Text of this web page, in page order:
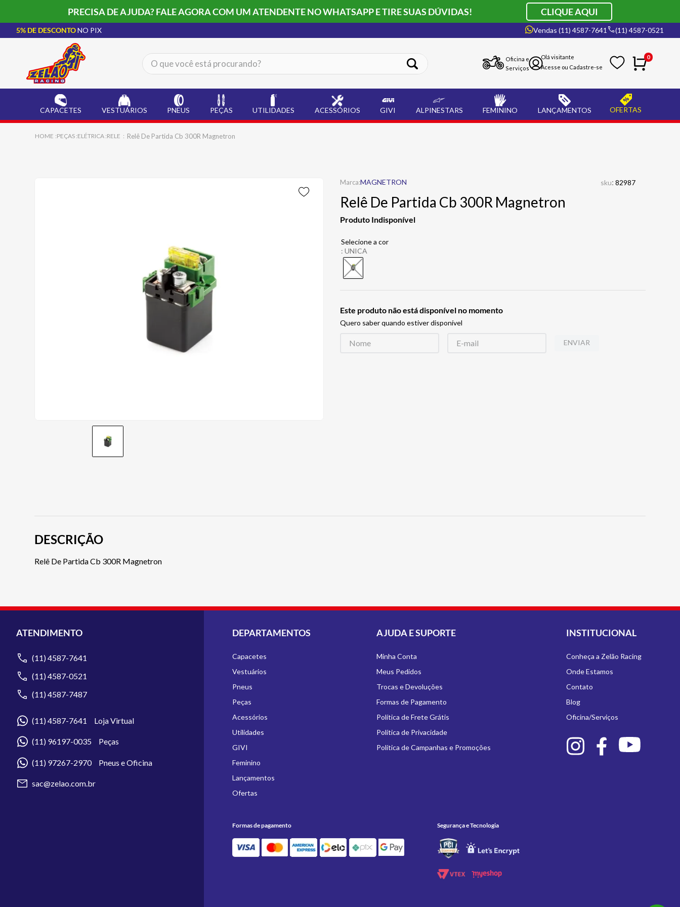
PRECISA DE AJUDA? FALE AGORA COM UM ATENDENTE NO WHATSAPP E TIRE SUAS DÚVIDAS! CLIQUE AQUI
5% DE DESCONTONO PIX Vendas (11) 4587-7641 (11) 4587-0521
O que você está procurando?
Oficina e
Serviços
0
CAPACETES VESTUÁRIOS PNEUS PEÇAS UTILIDADES ACESSÓRIOS GIVI ALPINESTARS FEMININO LANÇAMENTOS OFERTAS
PEÇAS ELÉTRICA RELE Relê De Partida Cb 300R Magnetron
MAGNETRON sku: 82987
Relê De Partida Cb 300R Magnetron
Produto Indisponível
: UNICA
Este produto não está disponível no momento
Quero saber quando estiver disponível
ENVIAR
DESCRIÇÃO
Relê De Partida Cb 300R Magnetron
ATENDIMENTO
(11) 4587-7641
(11) 4587-0521
(11) 4587-7487
(11) 4587-7641 Loja Virtual
(11) 96197-0035 Peças
(11) 97267-2970 Pneus e Oficina
sac@zelao.com.br
DEPARTAMENTOS
Capacetes
Vestuários
Pneus
Peças
Acessórios
Utilidades
GIVI
Feminino
Lançamentos
Ofertas
AJUDA E SUPORTE
Minha Conta
Meus Pedidos
Trocas e Devoluções
Formas de Pagamento
Política de Frete Grátis
Política de Privacidade
Política de Campanhas e Promoções
INSTITUCIONAL
Conheça a Zelão Racing
Onde Estamos
Contato
Blog
Oficina/Serviços
Formas de pagamento Segurança e Tecnologia
CAPACETE LS2
º BOTA
JAQUETA